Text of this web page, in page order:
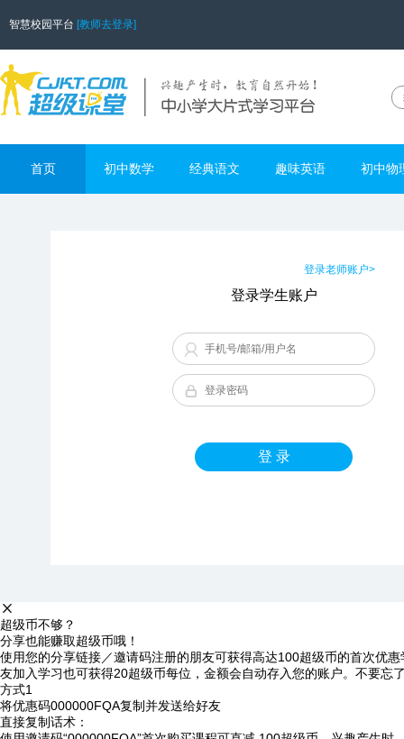
智慧校园平台 [教师去登录]
首页 初中数学 经典语文 趣味英语 初中物
登录老师账户>
登录学生账户
登 录
超级币不够？
分享也能赚取超级币哦！
使用您的分享链接／邀请码注册的朋友可获得高达100超级币的首次优
友加入学习也可获得20超级币每位，金额会自动存入您的账户。不要忘
方式1
将优惠码000000FQA复制并发送给好友
直接复制话术：